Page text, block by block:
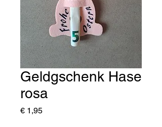
Geldgschenk Hase
rosa
€ 1,95Preis